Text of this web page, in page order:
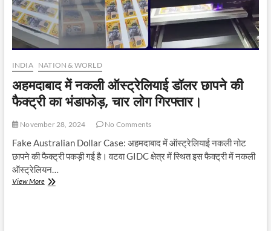
INDIA NATION & WORLD
अहमदाबाद में नकली ऑस्ट्रेलियाई डॉलर छापने की
फैक्ट्री का भंडाफोड़, चार लोग गिरफ्तार।
November 28, 2024 No Comments
Fake Australian Dollar Case: अहमदाबाद में ऑस्ट्रेलियाई नकली नोट
छापने की फैक्ट्री पकड़ी गई है। वटवा GIDC क्षेत्र में स्थित इस फैक्ट्री में नकली
ऑस्ट्रेलियन…
View Moreअहमदाबाद